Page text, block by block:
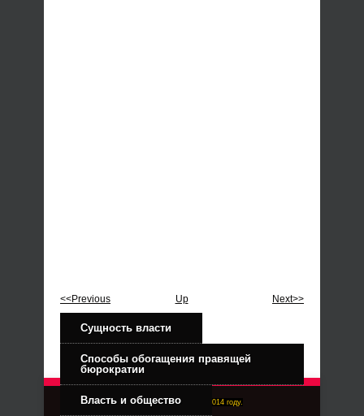
<<Previous Up Next>>
Сущность власти
Способы обогащения правящей
бюрократии
Власть и общество
Right-Dexter-ПРАВЫЙ ФРОНТ. Основан в 2014 году.